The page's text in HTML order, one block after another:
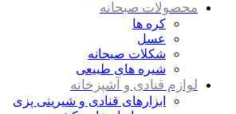
محصولات صبحانه
کره ها
عسل
شکلات صبحانه
شیره های طبیعی
لوازم قنادی و آشپزخانه
ابزارهای قنادی و شیرینی پزی